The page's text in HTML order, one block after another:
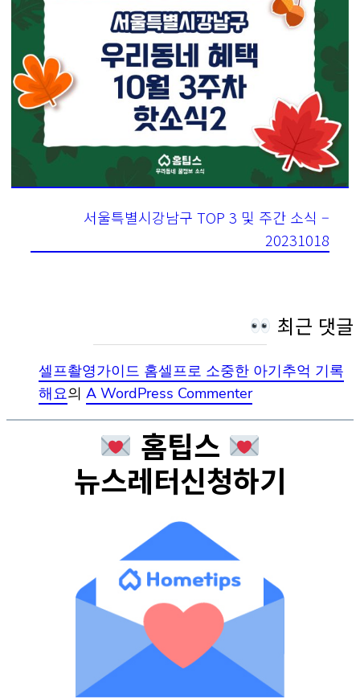
서울특별시강남구 TOP 3 및 주간 소식 –
20231018
최근 댓글
셀프촬영가이드 홈셀프로 소중한 아기추억 기록
해요의 A WordPress Commenter
홈팁스
뉴스레터신청하기